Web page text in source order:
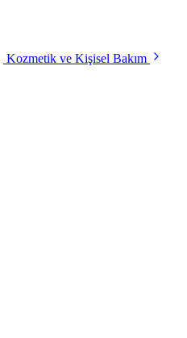
Kozmetik ve Kişisel Bakım